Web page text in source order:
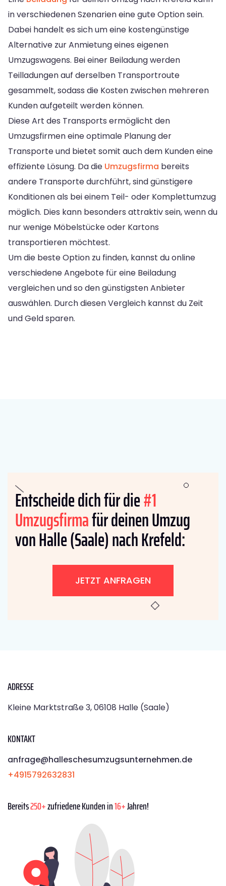
in verschiedenen Szenarien eine gute Option sein.
Dabei handelt es sich um eine kostengünstige
Alternative zur Anmietung eines eigenen
Umzugswagens. Bei einer Beiladung werden
Teilladungen auf derselben Transportroute
gesammelt, sodass die Kosten zwischen mehreren
Kunden aufgeteilt werden können.
Diese Art des Transports ermöglicht den
Umzugsfirmen eine optimale Planung der
Transporte und bietet somit auch dem Kunden eine
effiziente Lösung. Da die Umzugsfirma bereits
andere Transporte durchführt, sind günstigere
Konditionen als bei einem Teil- oder Komplettumzug
möglich. Dies kann besonders attraktiv sein, wenn du
nur wenige Möbelstücke oder Kartons
transportieren möchtest.
Um die beste Option zu finden, kannst du online
verschiedene Angebote für eine Beiladung
vergleichen und so den günstigsten Anbieter
auswählen. Durch diesen Vergleich kannst du Zeit
und Geld sparen.
Entscheide dich für die#1
Umzugsfirmafür deinen Umzug
von Halle (Saale) nach Krefeld:
JETZT ANFRAGEN
ADRESSE
Kleine Marktstraße 3, 06108 Halle (Saale)
KONTAKT
anfrage@halleschesumzugsunternehmen.de
+4915792632831
Bereits250+zufriedene Kunden in16+Jahren!